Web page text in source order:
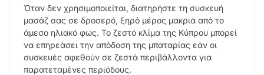
Όταν δεν χρησιμοποιείται, διατηρήστε τη συσκευή
μασάζ σας σε δροσερό, ξηρό μέρος μακριά από το
άμεσο ηλιακό φως. Το ζεστό κλίμα της Κύπρου μπορεί
να επηρεάσει την απόδοση της μπαταρίας εάν οι
συσκευές αφεθούν σε ζεστά περιβάλλοντα για
παρατεταμένες περιόδους.